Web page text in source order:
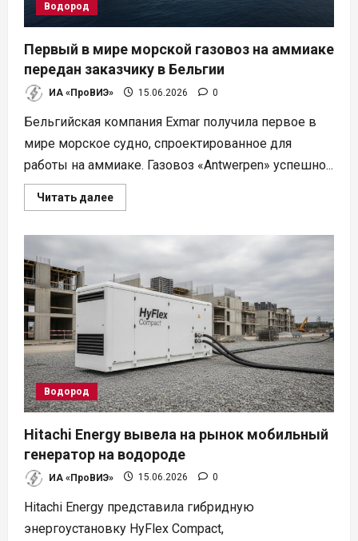
Водород
Первый в мире морской газовоз на аммиаке
передан заказчику в Бельгии
ИА «ПроВИЭ» 15.06.2026 0
Бельгийская компания Exmar получила первое в
мире морское судно, спроектированное для
работы на аммиаке. Газовоз «Antwerpen» успешно...
Читать далееПрочитать
больше
газовоз
на
аммиаке
передан
заказчику
Водород
Hitachi Energy вывела на рынок мобильный
генератор на водороде
ИА «ПроВИЭ» 15.06.2026 0
Hitachi Energy представила гибридную
энергоустановку HyFlex Compact,